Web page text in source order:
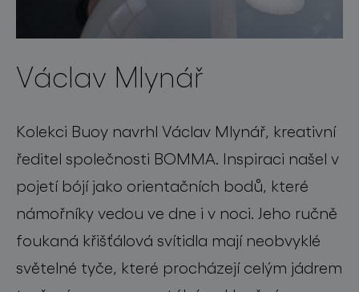
Václav Mlynář
Kolekci Buoy navrhl Václav Mlynář, kreativní
ředitel společnosti BOMMA. Inspiraci našel v
pojetí bójí jako orientačních bodů, které
námořníky vedou ve dne i v noci. Jeho ručně
foukaná křišťálová svítidla mají neobvyklé
světelné tyče, které procházejí celým jádrem